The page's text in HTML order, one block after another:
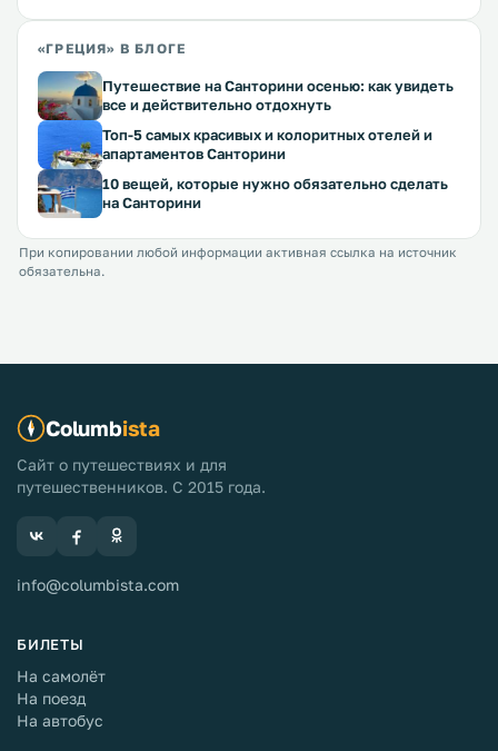
«ГРЕЦИЯ» В БЛОГЕ
Путешествие на Санторини осенью: как увидеть
все и действительно отдохнуть
Топ-5 самых красивых и колоритных отелей и
апартаментов Санторини
10 вещей, которые нужно обязательно сделать
на Санторини
При копировании любой информации активная ссылка на источник
обязательна.
Columbista
Сайт о путешествиях и для
путешественников. С 2015 года.
info@columbista.com
БИЛЕТЫ
На самолёт
На поезд
На автобус